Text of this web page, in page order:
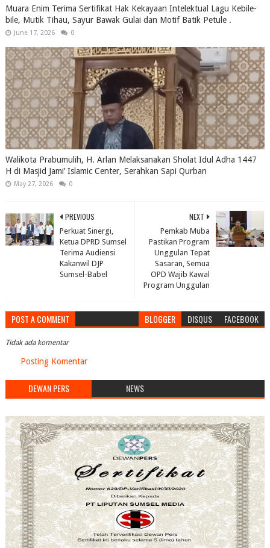
Muara Enim Terima Sertifikat Hak Kekayaan Intelektual Lagu Kebile-
bile, Mutik Tihau, Sayur Bawak Gulai dan Motif Batik Petule .
June 17, 2026 0
Walikota Prabumulih, H. Arlan Melaksanakan Sholat Idul Adha 1447
H di Masjid Jami’ Islamic Center, Serahkan Sapi Qurban
May 27, 2026 0
NEXT
Pemkab Muba
Pastikan Program
Unggulan Tepat
Sasaran, Semua
OPD Wajib Kawal
Program Unggulan
PREVIOUS
Perkuat Sinergi,
Ketua DPRD Sumsel
Terima Audiensi
Kakanwil DJP
Sumsel-Babel
POST A COMMENT BLOGGER DISQUS FACEBOOK
Tidak ada komentar
Posting Komentar
DEWAN PERS NEWS